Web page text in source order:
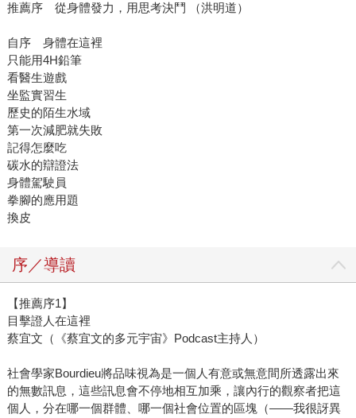
推薦序 從身體發力，用思考決鬥 （洪明道）
自序 身體在這裡
只能用4H鉛筆
看醫生遊戲
坐監實習生
歷史的陌生水域
第一次減肥就失敗
記得怎麼吃
碳水的辯證法
身體駕駛員
拳腳的應用題
換皮
序／導讀
【推薦序1】
目擊證人在這裡
蔡宜文（《蔡宜文的多元宇宙》Podcast主持人）
社會學家Bourdieu將品味視為是一個人有意或無意間所透露出來
的無數訊息，這些訊息會不停地相互加乘，讓內行的觀察者把這
個人，分在哪一個群體、哪一個社會位置的區塊（——我很訝異